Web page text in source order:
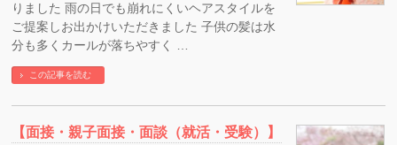
りました 雨の日でも崩れにくいヘアスタイルを
ご提案しお出かけいただきました 子供の髪は水
分も多くカールが落ちやすく …
この記事を読む
【面接・親子面接・面談（就活・受験）】